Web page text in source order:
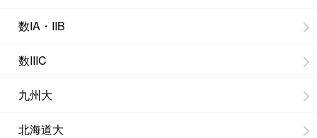
数IA・IIB
数IIIC
九州大
北海道大